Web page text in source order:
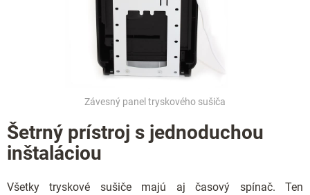
Závesný panel tryskového sušiča
Šetrný prístroj s jednoduchou
inštaláciou
Všetky tryskové sušiče majú aj časový spínač. Ten